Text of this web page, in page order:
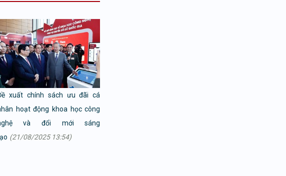
xuất chính sách ưu đãi cá
hoạt động khoa học công
và đổi mới sáng
(21/08/2025 13:54)